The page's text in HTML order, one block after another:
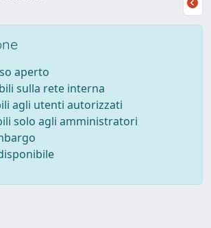
aperto
sulla rete interna
agli utenti autorizzati
solo agli amministratori